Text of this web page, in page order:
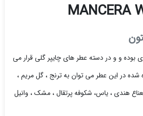
MANCERA
2018 میلادی بوده و و در دسته عطر های چایپر گلی قرار می
شده در این عطر می توان به ترنج ، گل مریم ،
هندی ، یاس، شکوفه پرتقال ، مشک ، وانیل